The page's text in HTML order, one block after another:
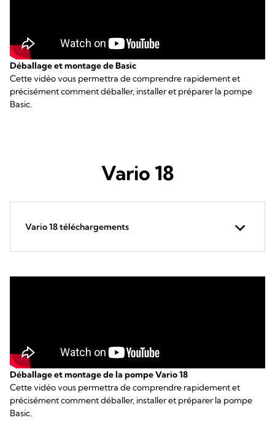
Déballage et montage de Basic
Cette vidéo vous permettra de comprendre rapidement et
précisément comment déballer, installer et préparer la pompe
Basic.
Vario 18
Vario 18 téléchargements
Déballage et montage de la pompe Vario 18
Cette vidéo vous permettra de comprendre rapidement et
précisément comment déballer, installer et préparer la pompe
Basic.